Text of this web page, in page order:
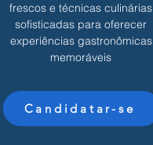
frescos e técnicas culinárias
sofisticadas para oferecer
experiências gastronômicas
memoráveis
Candidatar-se